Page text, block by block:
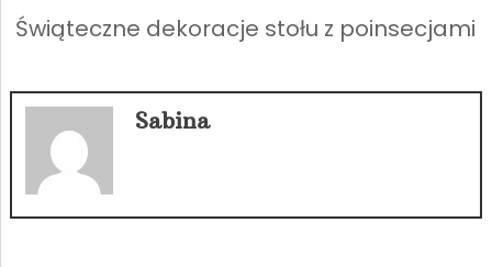
Świąteczne dekoracje stołu z poinsecjami
Sabina